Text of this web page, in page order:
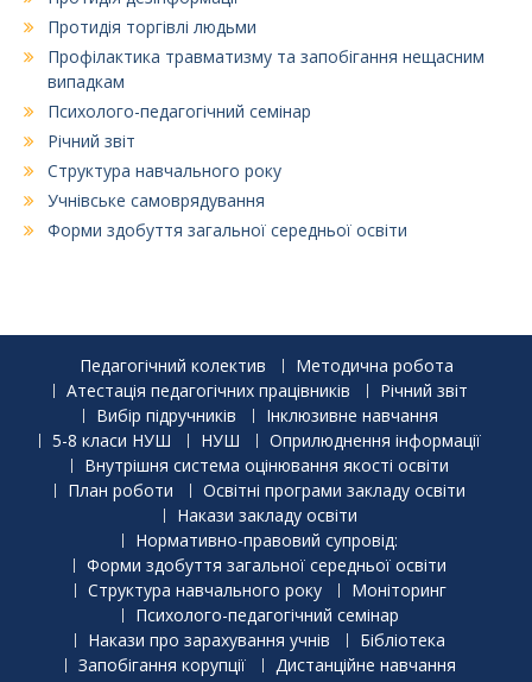
Протидія торгівлі людьми
Профілактика травматизму та запобігання нещасним
випадкам
Психолого-педагогічний семінар
Річний звіт
Структура навчального року
Учнівське самоврядування
Форми здобуття загальної середньої освіти
Педагогічний колектив
Методична робота
Атестація педагогічних працівників
Річний звіт
Вибір підручників
Інклюзивне навчання
5-8 класи НУШ
НУШ
Оприлюднення інформації
Внутрішня система оцінювання якості освіти
План роботи
Освітні програми закладу освіти
Накази закладу освіти
Нормативно-правовий супровід:
Форми здобуття загальної середньої освіти
Структура навчального року
Моніторинг
Психолого-педагогічний семінар
Накази про зарахування учнів
Бібліотека
Запобігання корупції
Дистанційне навчання